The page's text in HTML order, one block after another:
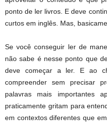
ponto de ler livros. E deve
curtos em inglês. Mas,
Se você conseguir ler de
não sabe é nesse ponto que
deve começar a ler. E ao
compreender sem precisar
palavras mais importantes
praticamente gritam para
em contextos diferentes que